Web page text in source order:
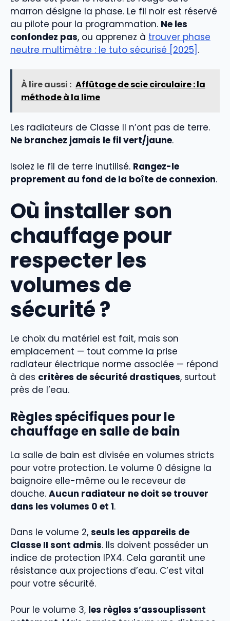
marron désigne la phase. Le fil noir est réservé
au pilote pour la programmation. Ne les
confondez pas, ou apprenez à trouver phase
neutre multimètre : le tuto sécurisé [2025] .
À lire aussi : Affûtage de scie circulaire : la
méthode à la lime
Les radiateurs de Classe II n’ont pas de terre.
Ne branchez jamais le fil vert/jaune.
Isolez le fil de terre inutilisé. Rangez-le
proprement au fond de la boîte de connexion.
Où installer son
chauffage pour
respecter les
volumes de
sécurité ?
Le choix du matériel est fait, mais son
emplacement — tout comme la prise
radiateur électrique norme associée — répond
à des critères de sécurité drastiques, surtout
près de l’eau.
Règles spécifiques pour le
chauffage en salle de bain
La salle de bain est divisée en volumes stricts
pour votre protection. Le volume 0 désigne la
baignoire elle-même ou le receveur de
douche. Aucun radiateur ne doit se trouver
dans les volumes 0 et 1.
Dans le volume 2, seuls les appareils de
Classe II sont admis. Ils doivent posséder un
indice de protection IPX4. Cela garantit une
résistance aux projections d’eau. C’est vital
pour votre sécurité.
Pour le volume 3, les règles s’assouplissent